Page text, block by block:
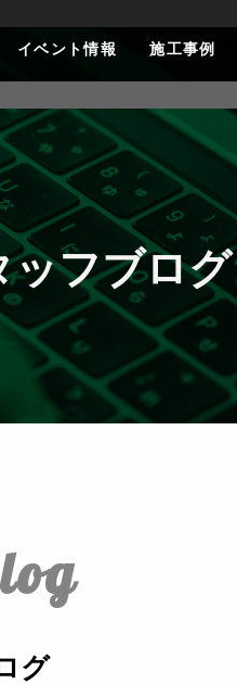
イベント情報 施工事例
ッフブログ
グ